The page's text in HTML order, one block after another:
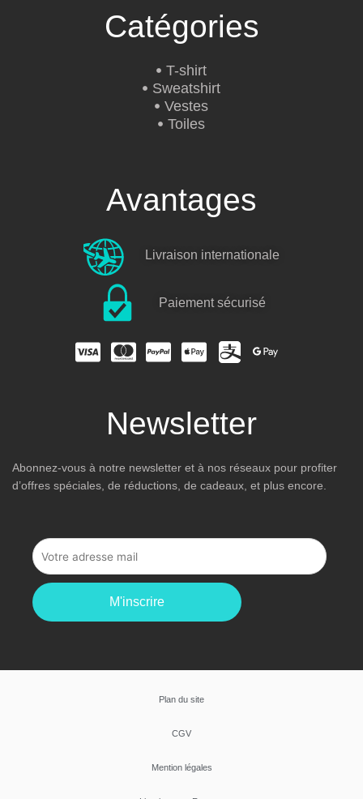
Catégories
T-shirt
Sweatshirt
Vestes
Toiles
Avantages
Livraison internationale
Paiement sécurisé
Newsletter
Abonnez-vous à notre newsletter et à nos réseaux pour profiter
d’offres spéciales, de réductions, de cadeaux, et plus encore.
M'inscrire
Plan du site
CGV
Mention légales